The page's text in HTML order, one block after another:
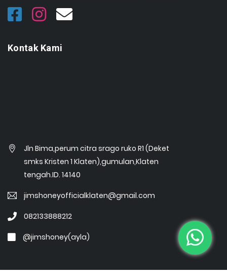
Kontak Kami
Jln Bima,perum citra srago ruko R1 (Deket
smks Kristen 1 Klaten),gumulan,Klaten
tengah.ID. 14140
jimshoneyofficialklaten@gmail.com
082133888212
@jimshoney(ayla)